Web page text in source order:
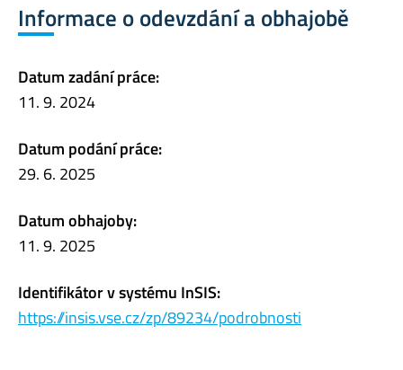
Informace o odevzdání a obhajobě
Datum zadání práce:
11. 9. 2024
Datum podání práce:
29. 6. 2025
Datum obhajoby:
11. 9. 2025
Identifikátor v systému InSIS:
https://insis.vse.cz/zp/89234/podrobnosti